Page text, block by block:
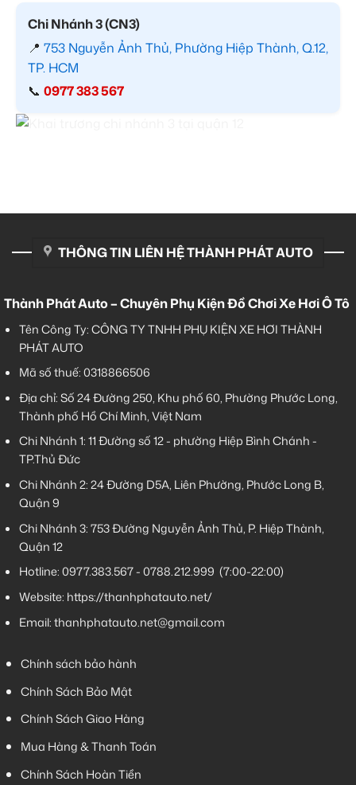
Chi Nhánh 3 (CN3)
📍 753 Nguyễn Ảnh Thủ, Phường Hiệp Thành, Q.12,
TP. HCM
📞 0977 383 567
THÔNG TIN LIÊN HỆ THÀNH PHÁT AUTO
Thành Phát Auto – Chuyên Phụ Kiện Đồ Chơi Xe Hơi Ô Tô
Tên Công Ty: CÔNG TY TNHH PHỤ KIỆN XE HƠI THÀNH
PHÁT AUTO
Mã số thuế: 0318866506
Địa chỉ: Số 24 Đường 250, Khu phố 60, Phường Phước Long,
Thành phố Hồ Chí Minh, Việt Nam
Chi Nhánh 1:11 Đường số 12 - phường Hiệp Bình Chánh -
TP.Thủ Đức
Chi Nhánh 2:24 Đường D5A, Liên Phường, Phước Long B,
Quận 9
Chi Nhánh 3:753 Đường Nguyễn Ảnh Thủ, P. Hiệp Thành,
Quận 12
Hotline:0977.383.567-0788.212.999 (7:00-22:00)
Website: https://thanhphatauto.net/
Email:thanhphatauto.net@gmail.com
Chính sách bảo hành
Chính Sách Bảo Mật
Chính Sách Giao Hàng
Mua Hàng & Thanh Toán
Chính Sách Hoàn Tiền